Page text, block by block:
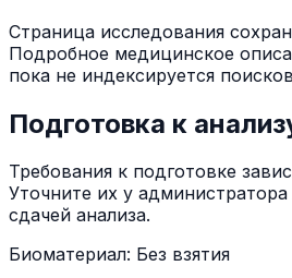
Страница исследования
Подробное медицинское
пока не индексируется
Подготовка к
Требования к подготовке
Уточните их у
сдачей анализа.
Биоматериал: Без взятия